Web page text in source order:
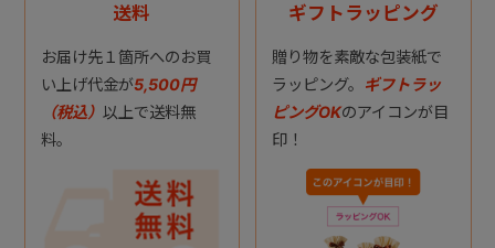
送料
お届け先１箇所へのお買
い上げ代金が5,500円
（税込） 以上で送料無
料。
ギフトラッピング
贈り物を素敵な包装紙で
ラッピング。 ギフトラッ
ピングOKのアイコンが目
印！